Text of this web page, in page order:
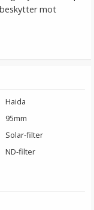
mot
Haida
95mm
Solar-filter
ND-filter